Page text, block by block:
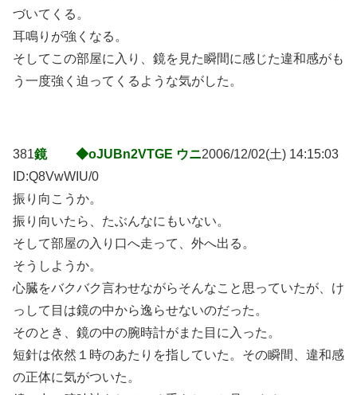
づいてくる。
耳鳴りが強くなる。
そしてこの部屋に入り、鏡を見た瞬間に感じた違和感がも
う一度強く迫ってくるような気がした。
381鏡 ◆oJUBn2VTGE ウニ2006/12/02(土) 14:15:03
ID:Q8VwWIU/0
振り向こうか。
振り向いたら、たぶんなにもいない。
そして部屋の入り口へ走って、外へ出る。
そうしようか。
心臓をバクバク言わせながらそんなこと思っていたが、け
っして目は鏡の中から逸らせないのだった。
そのとき、鏡の中の腕時計がまた目に入った。
短針は依然１時のあたりを指していた。その瞬間、違和感
の正体に気がついた。